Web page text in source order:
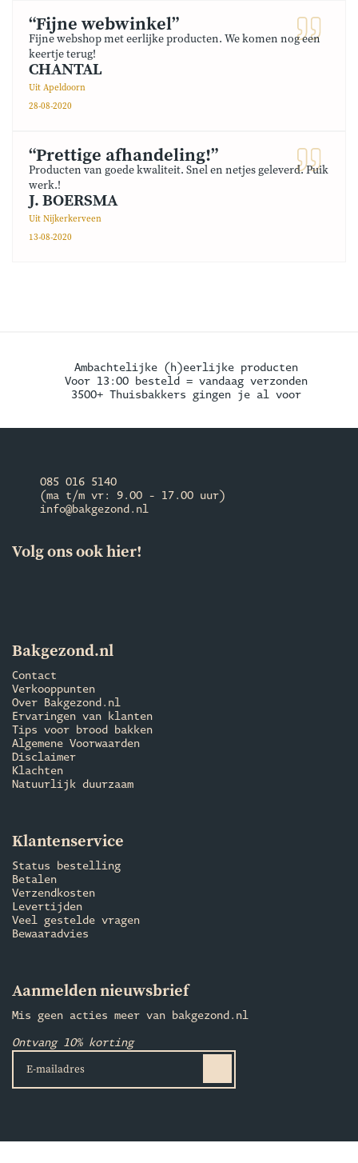
“Fijne webwinkel”
Fijne webshop met eerlijke producten. We komen nog een
keertje terug!
CHANTAL
Uit Apeldoorn
28-08-2020
“Prettige afhandeling!”
Producten van goede kwaliteit. Snel en netjes geleverd. Puik
werk.!
J. BOERSMA
Uit Nijkerkerveen
13-08-2020
Ambachtelijke (h)eerlijke producten
Voor 13:00 besteld = vandaag verzonden
3500+ Thuisbakkers gingen je al voor
085 016 5140
(ma t/m vr: 9.00 - 17.00 uur)
info@bakgezond.nl
Volg ons ook hier!
Bakgezond.nl
Contact
Verkooppunten
Over Bakgezond.nl
Ervaringen van klanten
Tips voor brood bakken
Algemene Voorwaarden
Disclaimer
Klachten
Natuurlijk duurzaam
Klantenservice
Status bestelling
Betalen
Verzendkosten
Levertijden
Veel gestelde vragen
Bewaaradvies
Aanmelden nieuwsbrief
Mis geen acties meer van bakgezond.nl
Ontvang 10% korting